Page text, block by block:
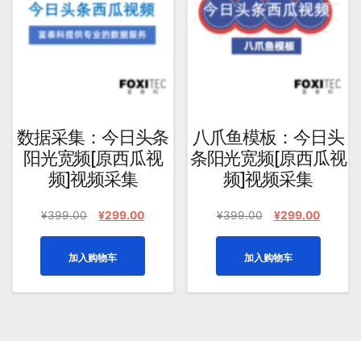
评
序
数据采集：今日头条
阳光宽频[原西瓜视
频]视频采集
¥399.00
原
¥399.00。
¥299.00当
为：
¥299.00。
加入购物车
八爪鱼模板：今日头
条阳光宽频[原西瓜视
频]视频采集
¥399.00
原
¥399.00。
¥299.00当
为：
加入购物车